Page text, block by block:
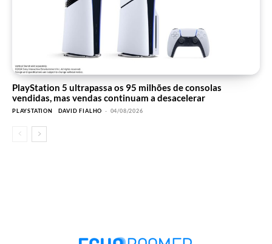
PlayStation 5 ultrapassa os 95 milhões de consolas
vendidas, mas vendas continuam a desacelerar
PLAYSTATION DAVID FIALHO - 04/08/2026